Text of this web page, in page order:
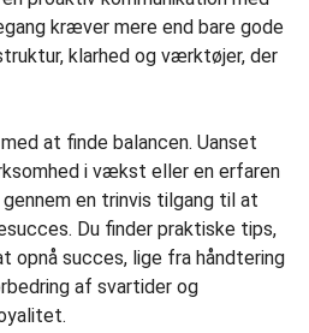
kræver mere end bare gode
klarhed og værktøjer, der
at finde balancen. Uanset
i vækst eller en erfaren
en trinvis tilgang til at
Du finder praktiske tips,
opnå succes, lige fra håndtering
af svartider og